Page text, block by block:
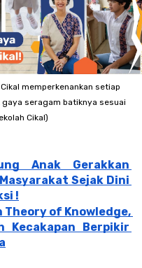
memperkenankan setiap
seragam batiknya sesuai
Cikal)
Anak Gerakkan
Sejak Dini
!
Theory of Knowledge,
Kecakapan Berpikir